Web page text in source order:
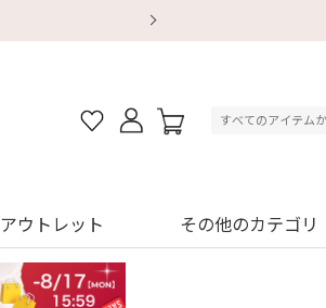
アウトレット その他のカテゴリ